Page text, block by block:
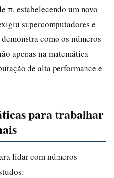
π, estabelecendo um novo
supercomputadores e
como os números
apenas na matemática
de alta performance e
para trabalhar
lidar com números